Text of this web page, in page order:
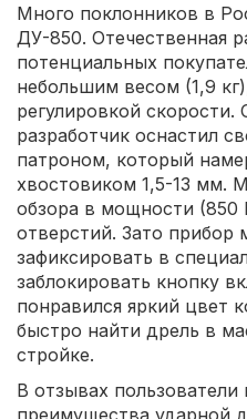
Много поклонников в
ДУ-850. Отечественная
потенциальных
небольшим весом (1,9
регулировкой скорости.
разработчик оснастил
патроном, который
хвостовиком 1,5-13 мм.
обзора в мощности (850
отверстий. Зато прибор
зафиксировать в
заблокировать кнопку
понравился яркий цвет
быстро найти дрель в
стройке.
В отзывах
преимущества ударной